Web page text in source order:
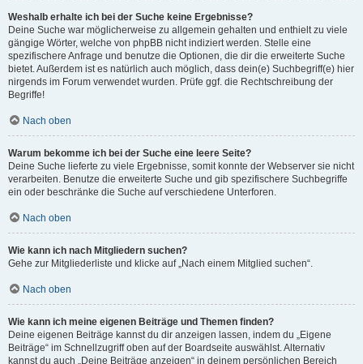
Weshalb erhalte ich bei der Suche keine Ergebnisse?
Deine Suche war möglicherweise zu allgemein gehalten und enthielt zu viele
gängige Wörter, welche von phpBB nicht indiziert werden. Stelle eine
spezifischere Anfrage und benutze die Optionen, die dir die erweiterte Suche
bietet. Außerdem ist es natürlich auch möglich, dass dein(e) Suchbegriff(e) hier
nirgends im Forum verwendet wurden. Prüfe ggf. die Rechtschreibung der
Begriffe!
Nach oben
Warum bekomme ich bei der Suche eine leere Seite?
Deine Suche lieferte zu viele Ergebnisse, somit konnte der Webserver sie nicht
verarbeiten. Benutze die erweiterte Suche und gib spezifischere Suchbegriffe
ein oder beschränke die Suche auf verschiedene Unterforen.
Nach oben
Wie kann ich nach Mitgliedern suchen?
Gehe zur Mitgliederliste und klicke auf „Nach einem Mitglied suchen“.
Nach oben
Wie kann ich meine eigenen Beiträge und Themen finden?
Deine eigenen Beiträge kannst du dir anzeigen lassen, indem du „Eigene
Beiträge“ im Schnellzugriff oben auf der Boardseite auswählst. Alternativ
kannst du auch „Deine Beiträge anzeigen“ in deinem persönlichen Bereich